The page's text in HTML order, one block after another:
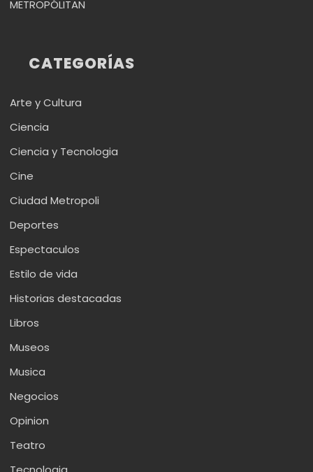
METROPÓLITAN
CATEGORÍAS
Arte y Cultura
Ciencia
Ciencia y Tecnologia
Cine
Ciudad Metropoli
Deportes
Espectaculos
Estilo de vida
Historias destacadas
Libros
Museos
Musica
Negocios
Opinion
Teatro